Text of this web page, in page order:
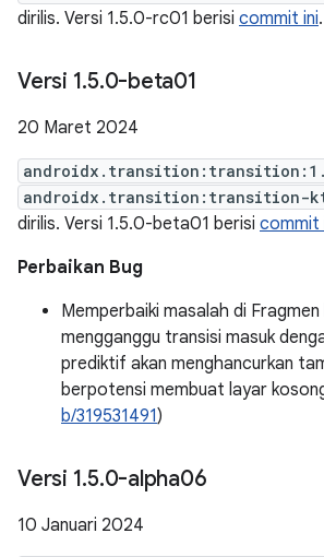
dirilis. Versi 1.5.0-rc01 berisi commit ini.
Versi 1.5.0-beta01
20 Maret 2024
androidx.transition:transition-
dirilis. Versi 1.5.0-beta01 berisi commit
Perbaikan Bug
Memperbaiki masalah di
mengganggu transisi masuk
prediktif akan menghancurkan
berpotensi membuat layar
b/319531491)
Versi 1.5.0-alpha06
10 Januari 2024